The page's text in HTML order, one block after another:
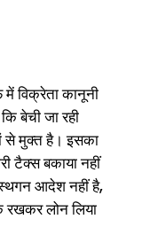
में विक्रेता कानूनी
बेची जा रही
से मुक्त है। इसका
टैक्स बकाया नहीं
स्थगन आदेश नहीं है,
लोन लिया